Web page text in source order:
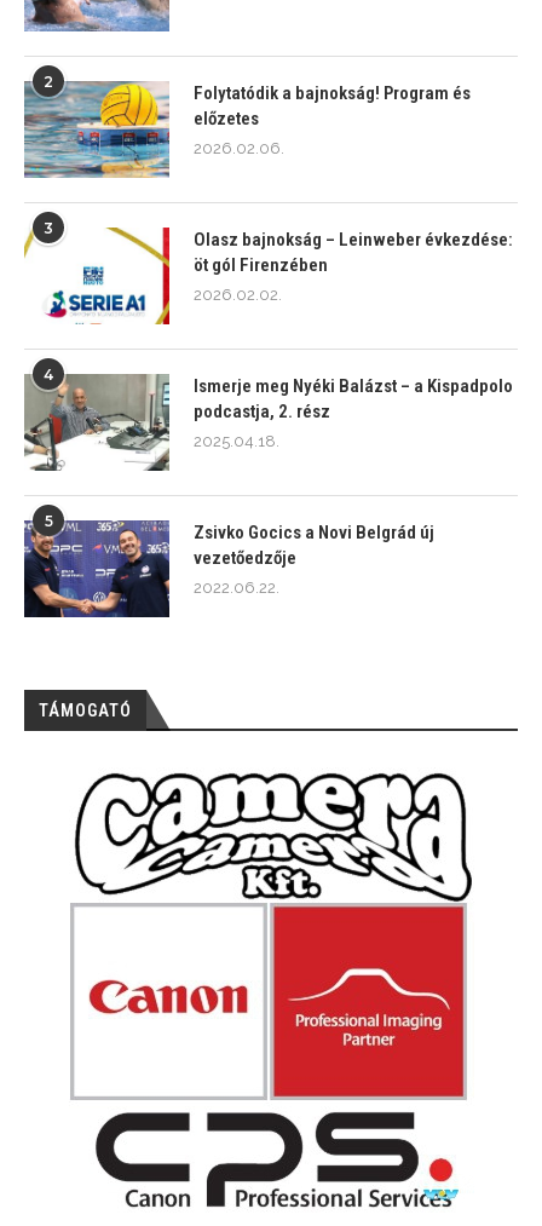
2
Folytatódik a bajnokság! Program és
előzetes
2026.02.06.
3
Olasz bajnokság – Leinweber évkezdése:
öt gól Firenzében
2026.02.02.
4
Ismerje meg Nyéki Balázst – a Kispadpolo
podcastja, 2. rész
2025.04.18.
5
Zsivko Gocics a Novi Belgrád új
vezetőedzője
2022.06.22.
TÁMOGATÓ